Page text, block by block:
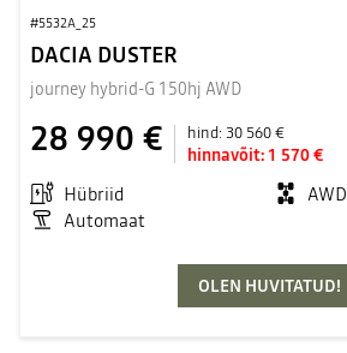
#5532A_25
DACIA DUSTER
journey hybrid-G 150hj AWD
28 990 € hind:30 560 €
hinnavõit: 1 570 €
Hübriid
AWD
Automaat
OLEN HUVITATUD!